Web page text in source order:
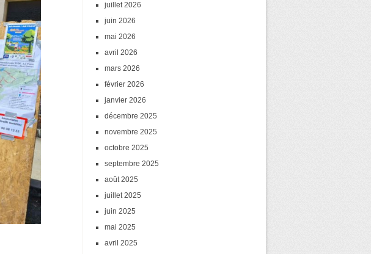
juillet 2026
juin 2026
mai 2026
avril 2026
mars 2026
février 2026
janvier 2026
décembre 2025
novembre 2025
octobre 2025
septembre 2025
août 2025
juillet 2025
juin 2025
mai 2025
avril 2025